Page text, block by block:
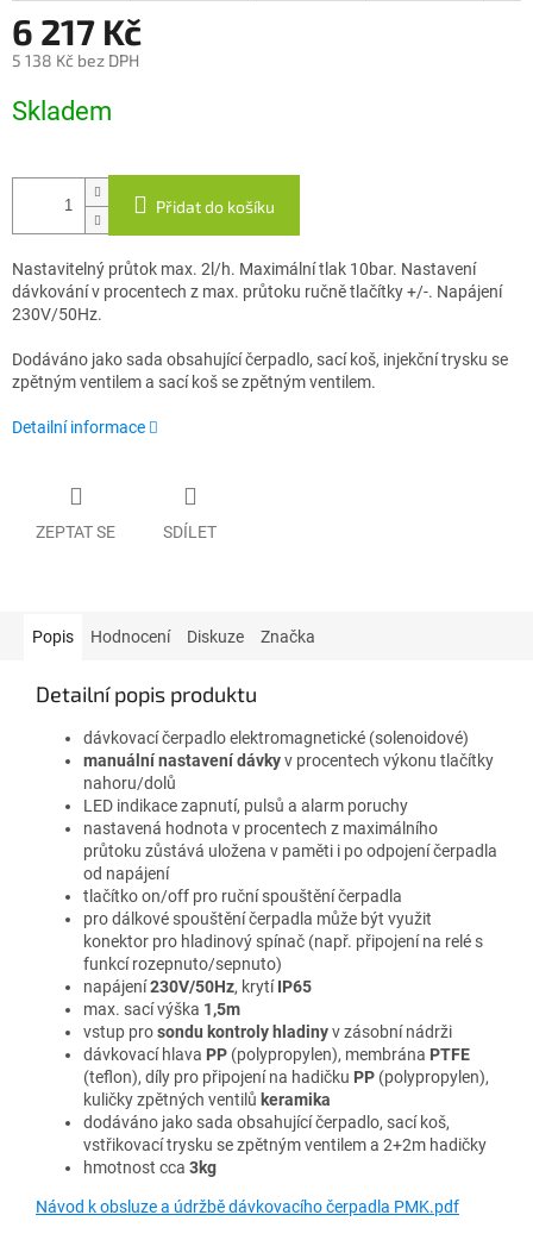
6 217 Kč
5 138 Kč bez DPH
cena:
Skladem
Přidat do košíku
Nastavitelný průtok max. 2l/h. Maximální tlak 10bar. Nastavení
dávkování v procentech z max. průtoku ručně tlačítky +/-. Napájení
230V/50Hz.
Dodáváno jako sada obsahující čerpadlo, sací koš, injekční trysku se
zpětným ventilem a sací koš se zpětným ventilem.
Detailní informace
ZEPTAT SE SDÍLET
Popis Hodnocení Diskuze Značka
Detailní popis produktu
dávkovací čerpadlo elektromagnetické (solenoidové)
manuální nastavení dávkyv procentech výkonu tlačítky
nahoru/dolů
LED indikace zapnutí, pulsů a alarm poruchy
nastavená hodnota v procentech z maximálního
průtoku zůstává uložena v paměti i po odpojení čerpadla
od napájení
tlačítko on/off pro ruční spouštění čerpadla
pro dálkové spouštění čerpadla může být využit
konektor pro hladinový spínač (např. připojení na relé s
funkcí rozepnuto/sepnuto)
napájení230V/50Hz, krytíIP65
max. sací výška 1,5m
vstup prosondu kontroly hladinyv zásobní nádrži
dávkovací hlava PP (polypropylen), membrána PTFE
(teflon), díly pro připojení na hadičku PP (polypropylen),
kuličky zpětných ventilů keramika
dodáváno jako sada obsahující čerpadlo, sací koš,
vstřikovací trysku se zpětným ventilem a 2+2m hadičky
hmotnost cca 3kg
Návod k obsluze a údržbě dávkovacího čerpadla PMK.pdf